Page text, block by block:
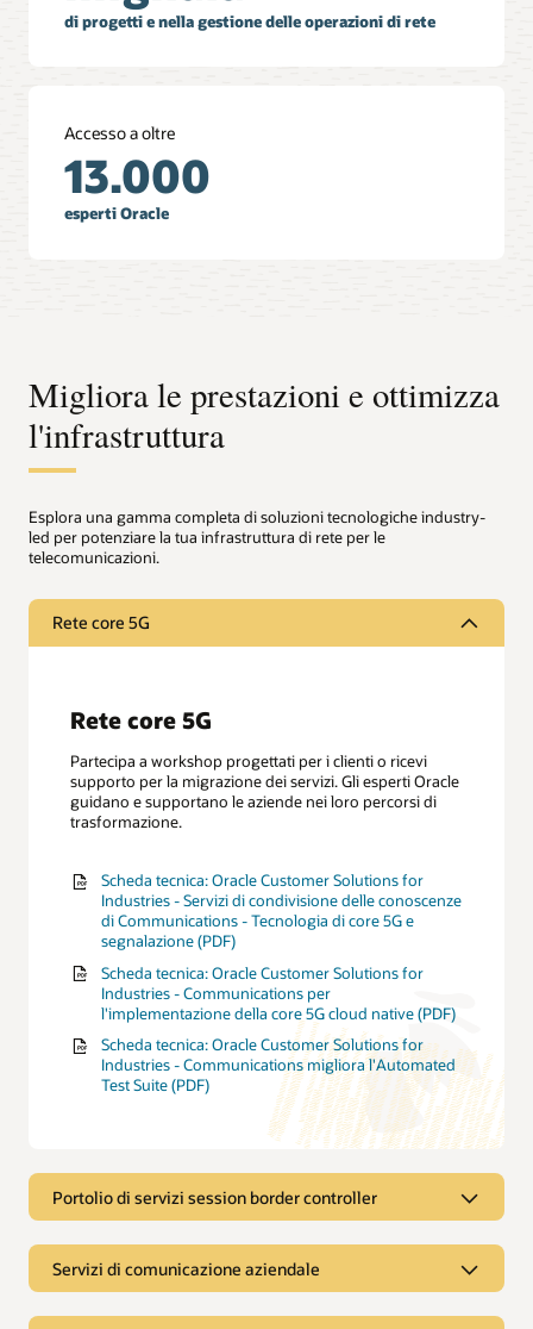
di progetti e nella gestione delle operazioni di rete
Accesso a oltre
13.000
esperti Oracle
Migliora le prestazioni e ottimizza
l'infrastruttura
Esplora una gamma completa di soluzioni tecnologiche industry-
led per potenziare la tua infrastruttura di rete per le
telecomunicazioni.
Rete core 5G
Rete core 5G
Partecipa a workshop progettati per i clienti o ricevi
supporto per la migrazione dei servizi. Gli esperti Oracle
guidano e supportano le aziende nei loro percorsi di
trasformazione.
Scheda tecnica: Oracle Customer Solutions for
Industries - Servizi di condivisione delle conoscenze
di Communications - Tecnologia di core 5G e
segnalazione (PDF)
Scheda tecnica: Oracle Customer Solutions for
Industries - Communications per
l'implementazione della core 5G cloud native (PDF)
Scheda tecnica: Oracle Customer Solutions for
Industries - Communications migliora l'Automated
Test Suite (PDF)
Portolio di servizi session border controller
Portolio di servizi session border
controller
Servizi di comunicazione aziendale